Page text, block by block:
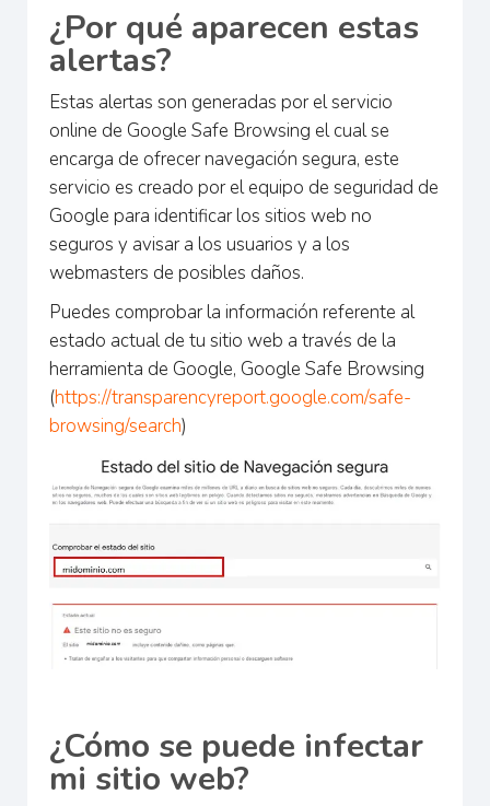
¿Por qué aparecen estas
alertas?
Estas alertas son generadas por el servicio
online de Google Safe Browsing el cual se
encarga de ofrecer navegación segura, este
servicio es creado por el equipo de seguridad de
Google para identificar los sitios web no
seguros y avisar a los usuarios y a los
webmasters de posibles daños.
Puedes comprobar la información referente al
estado actual de tu sitio web a través de la
herramienta de Google, Google Safe Browsing
(https://transparencyreport.google.com/safe-
browsing/search)
¿Cómo se puede infectar
mi sitio web?